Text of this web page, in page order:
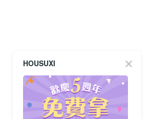
HOUSUXI